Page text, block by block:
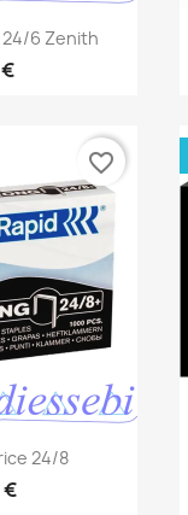
6 Zenith
24/8
€
favorite_border